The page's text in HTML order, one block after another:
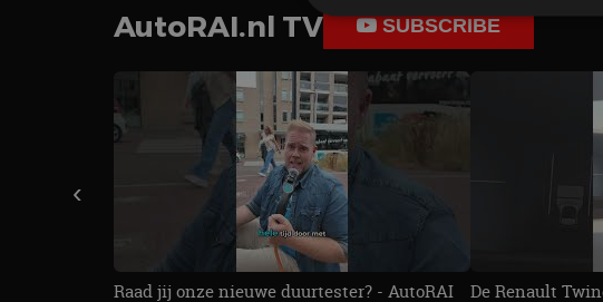
AutoRAI.nl TV SUBSCRIBE
‹
Raad jij onze nieuwe duurtester? - AutoRAI
De Renault
Strikt noodzakelijke cookies maken
accountbeheer. De website kan niet
cf_clearance